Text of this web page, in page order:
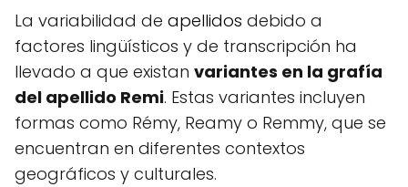
La variabilidad de apellidos debido a
factores lingüísticos y de transcripción ha
llevado a que existan variantes en la grafía
del apellido Remi. Estas variantes incluyen
formas como Rémy, Reamy o Remmy, que se
encuentran en diferentes contextos
geográficos y culturales.